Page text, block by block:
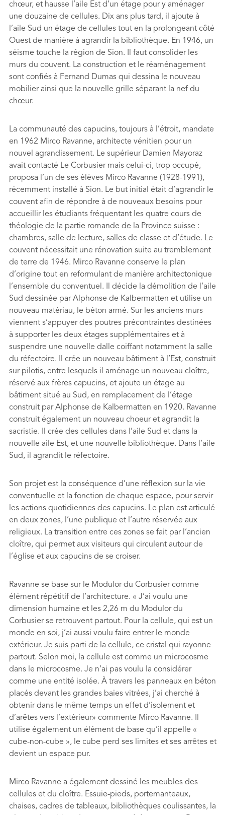
chœur, et hausse l’aile Est d’un étage pour y aménager
une douzaine de cellules. Dix ans plus tard, il ajoute à
l’aile Sud un étage de cellules tout en la prolongeant côté
Ouest de manière à agrandir la bibliothèque. En 1946, un
séisme touche la région de Sion. Il faut consolider les
murs du couvent. La construction et le réaménagement
sont confiés à Fernand Dumas qui dessina le nouveau
mobilier ainsi que la nouvelle grille séparant la nef du
chœur.
La communauté des capucins, toujours à l’étroit, mandate
en 1962 Mirco Ravanne, architecte vénitien pour un
nouvel agrandissement. Le supérieur Damien Mayoraz
avait contacté Le Corbusier mais celui-ci, trop occupé,
proposa l’un de ses élèves Mirco Ravanne (1928-1991),
récemment installé à Sion. Le but initial était d’agrandir le
couvent afin de répondre à de nouveaux besoins pour
accueillir les étudiants fréquentant les quatre cours de
théologie de la partie romande de la Province suisse :
chambres, salle de lecture, salles de classe et d’étude. Le
couvent nécessitait une rénovation suite au tremblement
de terre de 1946. Mirco Ravanne conserve le plan
d’origine tout en reformulant de manière architectonique
l’ensemble du conventuel. Il décide la démolition de l’aile
Sud dessinée par Alphonse de Kalbermatten et utilise un
nouveau matériau, le béton armé. Sur les anciens murs
viennent s’appuyer des poutres précontraintes destinées
à supporter les deux étages supplémentaires et à
suspendre une nouvelle dalle coiffant notamment la salle
du réfectoire. Il crée un nouveau bâtiment à l’Est, construit
sur pilotis, entre lesquels il aménage un nouveau cloître,
réservé aux frères capucins, et ajoute un étage au
bâtiment situé au Sud, en remplacement de l’étage
construit par Alphonse de Kalbermatten en 1920. Ravanne
construit également un nouveau choeur et agrandit la
sacristie. Il crée des cellules dans l’aile Sud et dans la
nouvelle aile Est, et une nouvelle bibliothèque. Dans l’aile
Sud, il agrandit le réfectoire.
Son projet est la conséquence d’une réflexion sur la vie
conventuelle et la fonction de chaque espace, pour servir
les actions quotidiennes des capucins. Le plan est articulé
en deux zones, l’une publique et l’autre réservée aux
religieux. La transition entre ces zones se fait par l’ancien
cloître, qui permet aux visiteurs qui circulent autour de
l’église et aux capucins de se croiser.
Ravanne se base sur le Modulor du Corbusier comme
élément répétitif de l’architecture. « J’ai voulu une
dimension humaine et les 2,26 m du Modulor du
Corbusier se retrouvent partout. Pour la cellule, qui est un
monde en soi, j’ai aussi voulu faire entrer le monde
extérieur. Je suis parti de la cellule, ce cristal qui rayonne
partout. Selon moi, la cellule est comme un microcosme
dans le microcosme. Je n’ai pas voulu la considérer
comme une entité isolée. À travers les panneaux en béton
placés devant les grandes baies vitrées, j’ai cherché à
obtenir dans le même temps un effet d’isolement et
d’arêtes vers l’extérieur» commente Mirco Ravanne. Il
utilise également un élément de base qu’il appelle «
cube-non-cube », le cube perd ses limites et ses arrêtes et
devient un espace pur.
Mirco Ravanne a également dessiné les meubles des
cellules et du cloître. Essuie-pieds, portemanteaux,
chaises, cadres de tableaux, bibliothèques coulissantes, la